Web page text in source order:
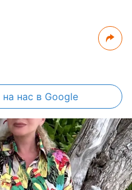
на нас в Google